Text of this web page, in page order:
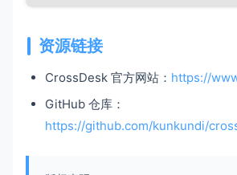
资源链接
CrossDesk 官方网站： https://
GitHub 仓库：
https://github.com/kunkundi/